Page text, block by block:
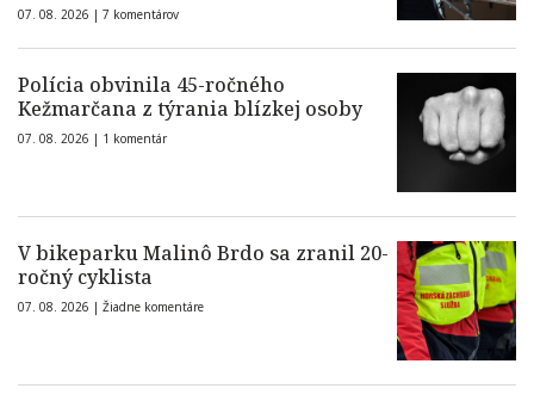
07. 08. 2026 | 7 komentárov
Polícia obvinila 45-ročného
Kežmarčana z týrania blízkej osoby
07. 08. 2026 | 1 komentár
V bikeparku Malinô Brdo sa zranil 20-
ročný cyklista
07. 08. 2026 | Žiadne komentáre